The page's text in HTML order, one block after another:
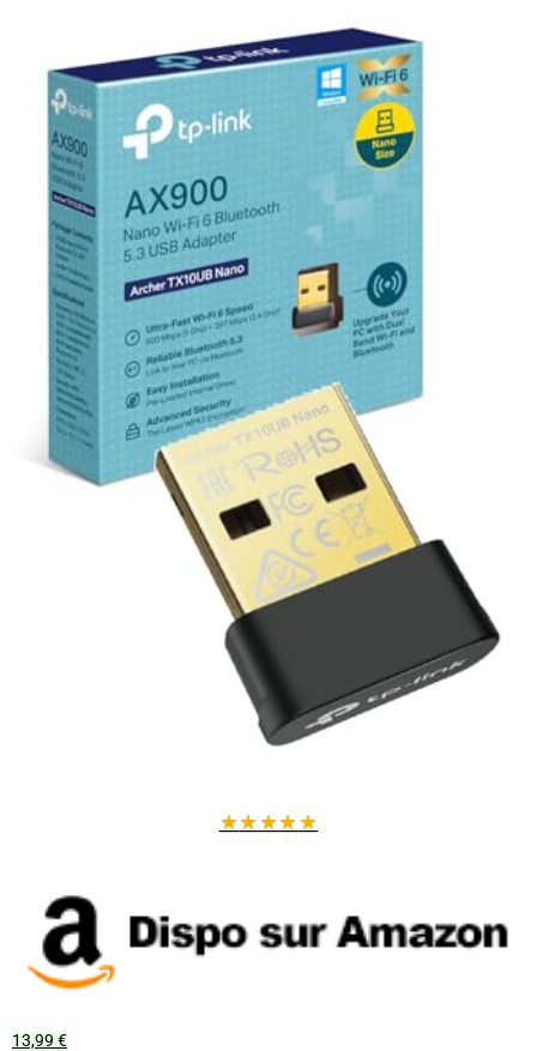
Double mode pratique :Mode Station pour recevoir le WiFi, Mode
AP pour créer un point d'accès WiFi et partager votre connexion
facilement.
Installation simplifiée : Pilote intégré, compatible Windows 10 &
11 (x86/x64). Plus besoin de recherche de drivers compliqués.
Design compact et léger :
Dimensions 21 cm x 17,5 cm x 11,3 cm
(converti en cm), poids environ 90 g, idéal pour une utilisation
nomade.
Caractéristiques techniques :
Fréquences : Dual-band 2,4 GHz & 5 GHz
Débit WiFi : Jusqu'à 900 Mbps (avec routeur WiFi 6)
Bluetooth : Version 5.4, rétrocompatible avec 5.3/5.2/5.0/4.0
Compatibilité : Windows 10 & 11 (CPU x86/x64)
Dimensions : Longueur 21 cm, Largeur 17,5 cm, Hauteur 11,3 cm
Poids : 90 g
Conseils d'utilisation :
Désactivez le Bluetooth intégré de votre PC avant installation pour
Pour atteindre les débits maximaux, utilisez un routeur compatible
Compatible avec un seul appareil audio Bluetooth à la fois
Offrez-vous une connexion sans fil rapide, stable et polyvalente
★★★★★
13,99 €